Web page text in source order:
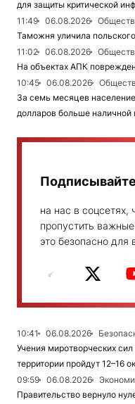
для защиты критической
11:49
06.08.2026
Таможня уличила
11:02
06.08.2026
На объектах АПК
10:45
06.08.2026
За семь месяцев
долларов больше
на нас в соцсетях,
пропустить
это безопасно для
10:41 06.08.2026
Учения миротворческих
территории пройдут 12–16
09:59
06.08.2026
Правительство вернуло